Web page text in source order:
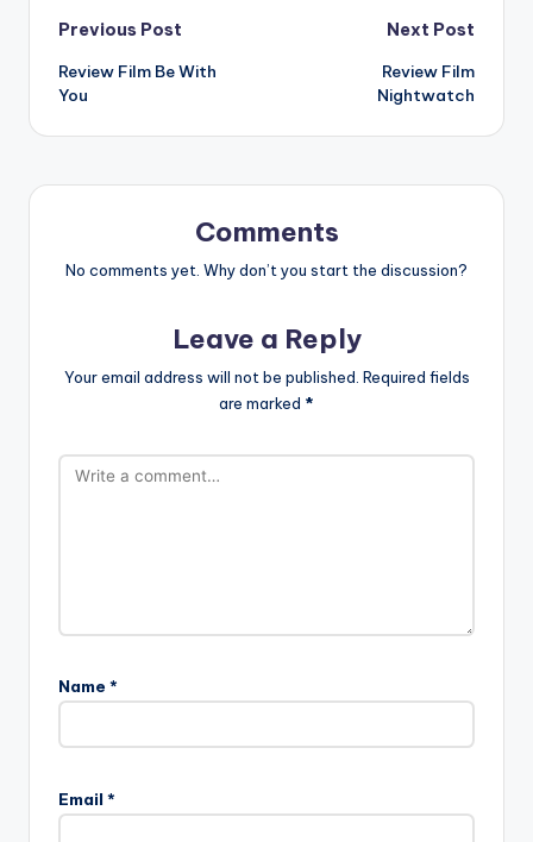
Post
navigation
Previous Post
Review Film Be With
You
Next Post
Review Film
Nightwatch
Comments
No comments yet. Why don’t you start the discussion?
Leave a Reply
Your email address will not be published. Required fields
are marked *
Name *
Email *